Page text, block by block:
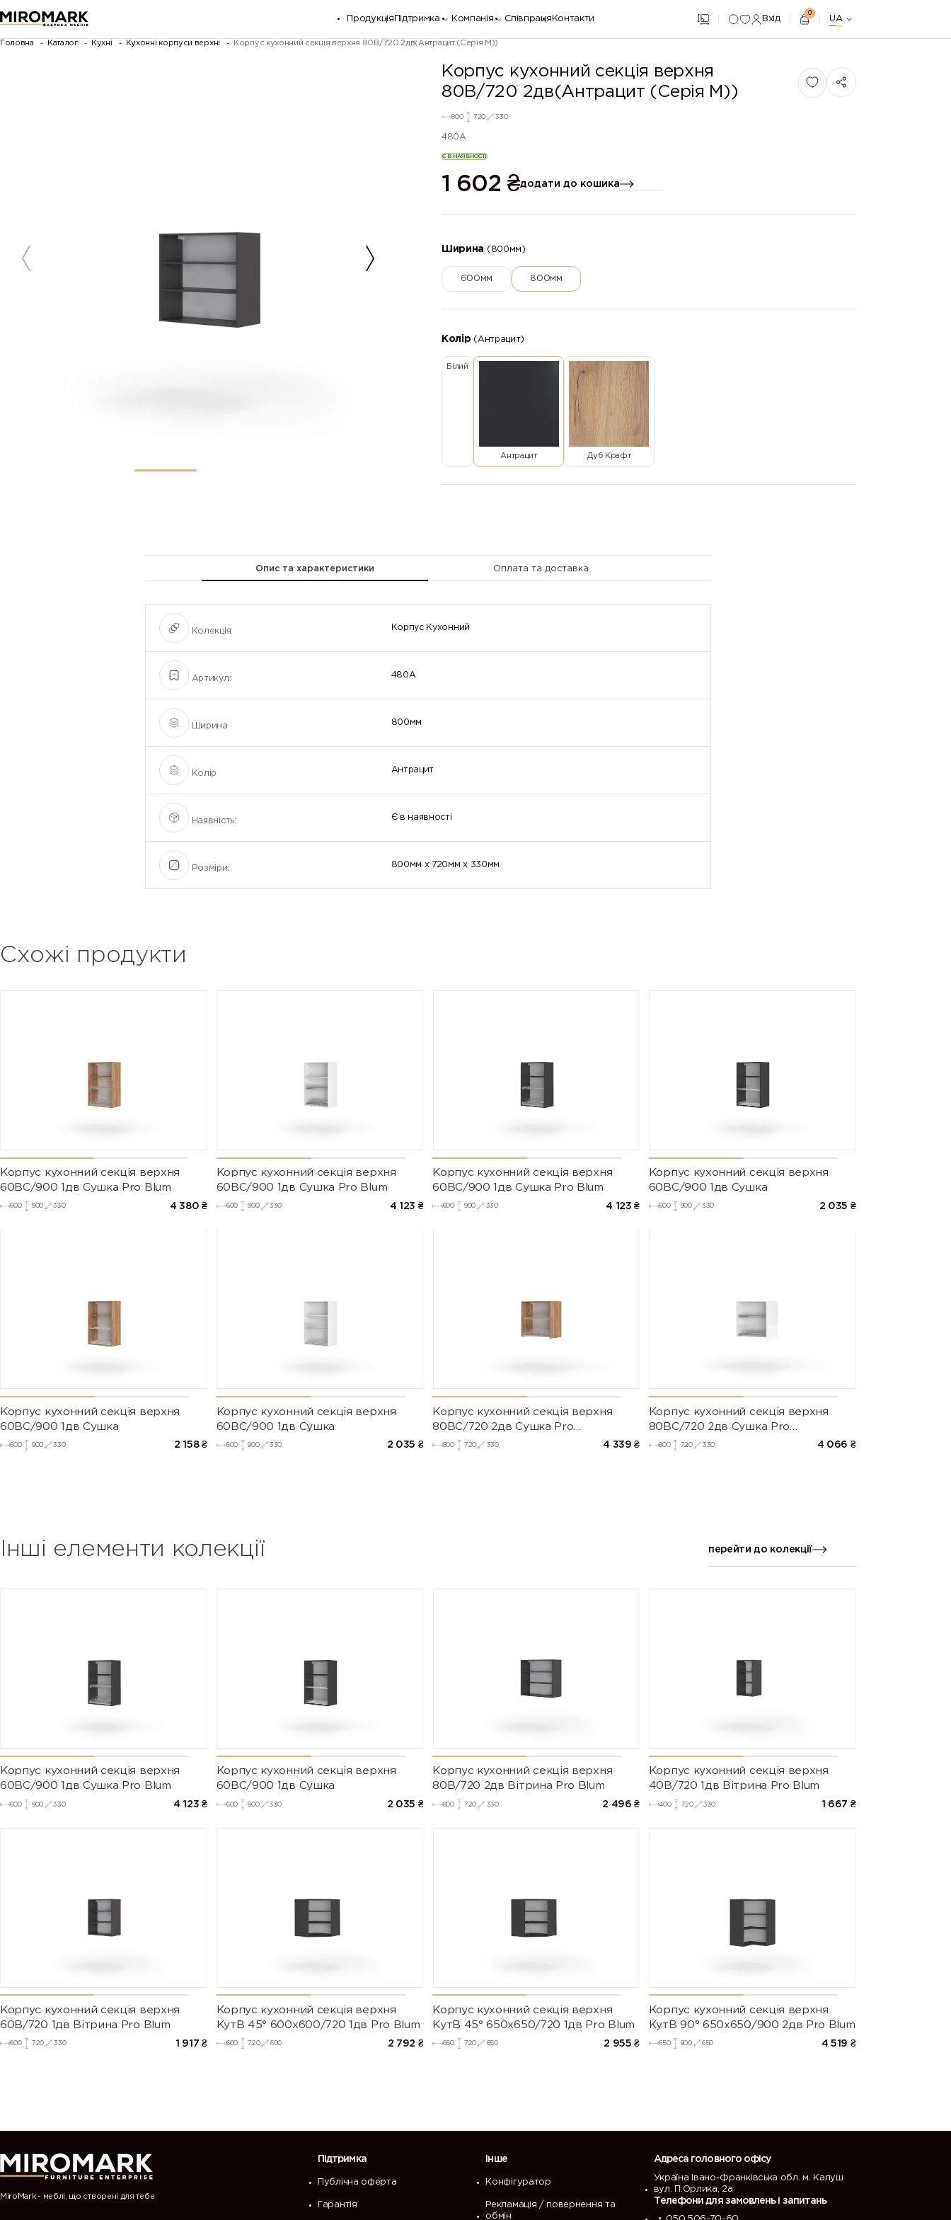
Продукція Підтримка Компанія Співпраця Контакти Вхід
0
UA
Головна Каталог Кухні Кухонні корпуси верхні Корпус кухонний секцiя верхня 80В/720 2дв(Антрацит (Серія М))
Корпус кухонний секцiя верхня
80В/720 2дв(Антрацит (Серія М))
800 720 330
480A
Є В НАЯВНОСТІ
1 602 ₴додати до кошика
Ширина (800мм)
600мм 800мм
Колір (Антрацит)
Білий
Антрацит Дуб Крафт
Опис та характеристики Оплата та доставка
Колекція: Корпус Кухонний
Артикул: 480A
Ширина 800мм
Колір Антрацит
Наявність: Є в наявності
Розміри: 800мм x 720мм x 330мм
Схожі продукти
Корпус кухонний секцiя верхня
60ВС/900 1дв Сушка Pro Blum
600 900 330 4 380 ₴
Корпус кухонний секцiя верхня
60ВС/900 1дв Сушка Pro Blum
600 900 330 4 123 ₴
Корпус кухонний секцiя верхня
60ВС/900 1дв Сушка Pro Blum
600 900 330 4 123 ₴
Корпус кухонний секцiя верхня
60ВС/900 1дв Сушка
600 900 330 2 035 ₴
Корпус кухонний секцiя верхня
60ВС/900 1дв Сушка
600 900 330 2 158 ₴
Корпус кухонний секцiя верхня
60ВС/900 1дв Сушка
600 900 330 2 035 ₴
Корпус кухонний секцiя верхня
80ВС/720 2дв Сушка Pro
Blum+Rejs(Дуб Крафт (Серія М))
800 720 330 4 339 ₴
Корпус кухонний секцiя верхня
80ВС/720 2дв Сушка Pro
Blum+Rejs(Білий (Серія М))
800 720 330 4 066 ₴
Інші елементи колекції перейти до колекції
Корпус кухонний секцiя верхня
60ВС/900 1дв Сушка Pro Blum
600 900 330 4 123 ₴
Корпус кухонний секцiя верхня
60ВС/900 1дв Сушка
600 900 330 2 035 ₴
Корпус кухонний секцiя верхня
80В/720 2дв Вітрина Pro Blum
800 720 330 2 496 ₴
Корпус кухонний секцiя верхня
40В/720 1дв Вітрина Pro Blum
400 720 330 1 667 ₴
Корпус кухонний секцiя верхня
60В/720 1дв Вітрина Pro Blum
600 720 330 1 917 ₴
Корпус кухонний секцiя верхня
КутВ 45° 600х600/720 1дв Pro Blum
600 720 600 2 792 ₴
Корпус кухонний секцiя верхня
КутВ 45° 650х650/720 1дв Pro Blum
650 720 650 2 955 ₴
Корпус кухонний секцiя верхня
КутВ 90° 650х650/900 2дв Pro Blum
650 900 650 4 519 ₴
MiroMark - меблі, що створені для тебе
Підтримка
Публічна оферта
Гарантія
Інше
Конфігуратор
Рекламація / повернення та
обмін
Адреса головного офісу
Україна Івано-Франківська обл. м. Калуш
вул. П.Орлика, 2а
Телефони для замовлень і запитань